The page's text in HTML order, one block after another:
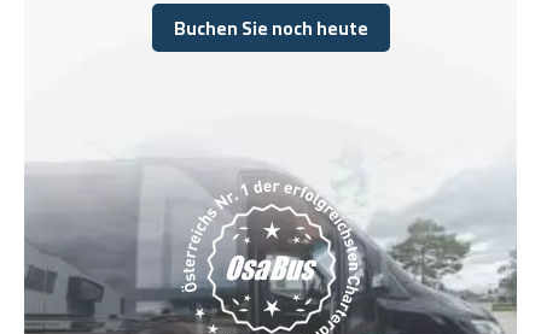
Buchen Sie noch heute
Buchen Sie noch heute